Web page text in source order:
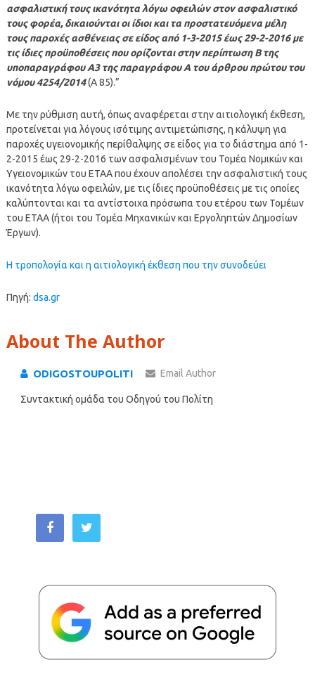
ασφαλιστική τους ικανότητα λόγω οφειλών στον ασφαλιστικό
τους φορέα, δικαιούνται οι ίδιοι και τα προστατευόμενα μέλη
τους παροχές ασθένειας σε είδος από 1-3-2015 έως 29-2-2016 με
τις ίδιες προϋποθέσεις που ορίζονται στην περίπτωση Β της
υποπαραγράφου Α3 της παραγράφου Α του άρθρου πρώτου του
νόμου 4254/2014(Α 85).”
Με την ρύθμιση αυτή, όπως αναφέρεται στην αιτιολογική έκθεση,
προτείνεται για λόγους ισότιμης αντιμετώπισης, η κάλυψη για
παροχές υγειονομικής περίθαλψης σε είδος για το διάστημα από 1-
2-2015 έως 29-2-2016 των ασφαλισμένων του Τομέα Νομικών και
Υγειονομικών του ΕΤΑΑ που έχουν απολέσει την ασφαλιστική τους
ικανότητα λόγω οφειλών, με τις ίδιες προϋποθέσεις με τις οποίες
καλύπτονται και τα αντίστοιχα πρόσωπα του ετέρου των Τομέων
του ΕΤΑΑ (ήτοι του Τομέα Μηχανικών και Εργοληπτών Δημοσίων
Έργων).
Η τροπολογία και η αιτιολογική έκθεση που την συνοδεύει
Πηγή: dsa.gr
About The Author
ODIGOSTOUPOLITI Email Author
Συντακτική ομάδα του Οδηγού του Πολίτη